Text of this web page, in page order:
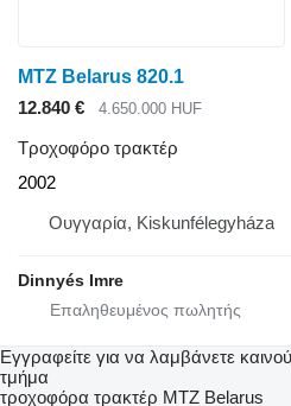
MTZ Belarus 820.1
12.840 €
4.650.000 HUF
Τροχοφόρο τρακτέρ
2002
Ουγγαρία, Kiskunfélegyháza
Dinnyés Imre
Εγγραφείτε για να λαμβάνετε
τμήμα
τροχοφόρα τρακτέρ MTZ Belarus